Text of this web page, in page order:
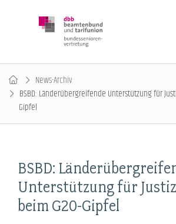
News-Archiv
BSBD: Länderübergreifende Unterstützung für
Gipfel
BSBD:
Unterstützung für
beim G20-Gipfel